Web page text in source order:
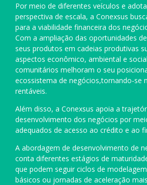
Por meio de diferentes veículos e
perspectiva de escala, a Conexsus
para a viabilidade financeira dos
Com a ampliação das oportunidades
seus produtos em cadeias produtivas
aspectos econômico, ambiental e
comunitários melhoram o seu
ecossistema de negócios,tornando-se
rentáveis.
Além disso, a Conexsus apoia a
desenvolvimento dos negócios por
adequados de acesso ao crédito e ao
A abordagem de desenvolvimento de
conta diferentes estágios de
que podem seguir ciclos de
básicos ou jornadas de aceleração